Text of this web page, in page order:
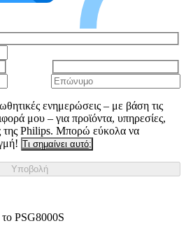
ενημερώσεις – με βάση τις
μου – για προϊόντα, υπηρεσίες,
της Philips. Μπορώ εύκολα να
Τι σημαίνει αυτό;
Υποβολή
PSG8000S